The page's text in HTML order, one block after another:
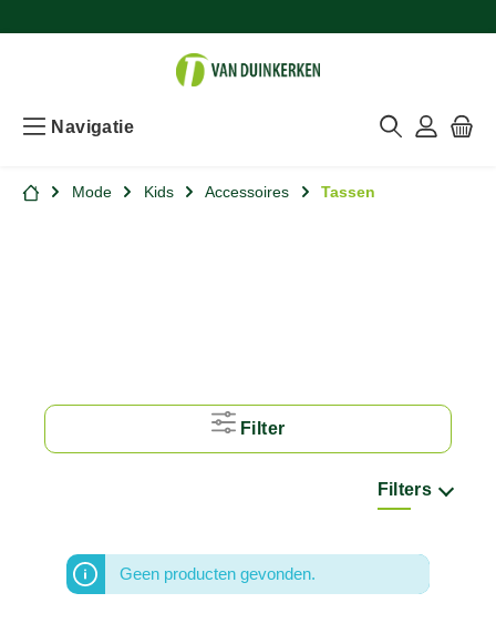
Navigatie
Mode Kids Accessoires Tassen
Filter
Filters
Geen producten gevonden.